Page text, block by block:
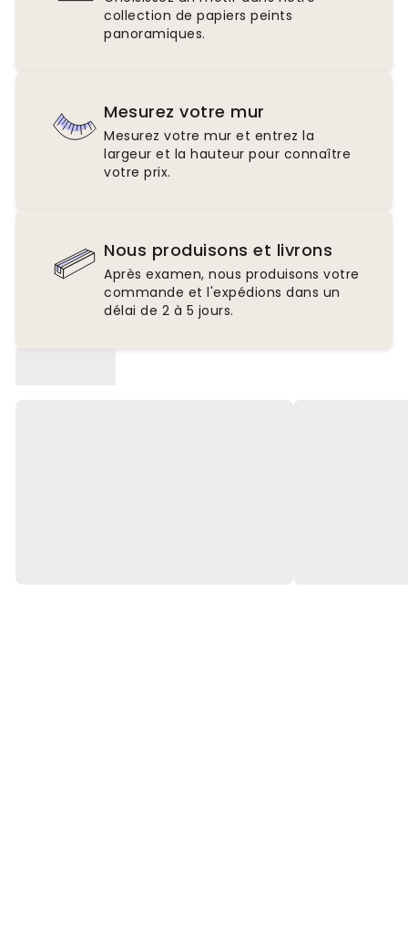
collection de papiers peints
panoramiques.
Mesurez votre mur
Mesurez votre mur et entrez la
largeur et la hauteur pour connaître
votre prix.
Nous produisons et livrons
Après examen, nous produisons votre
commande et l'expédions dans un
délai de 2 à 5 jours.